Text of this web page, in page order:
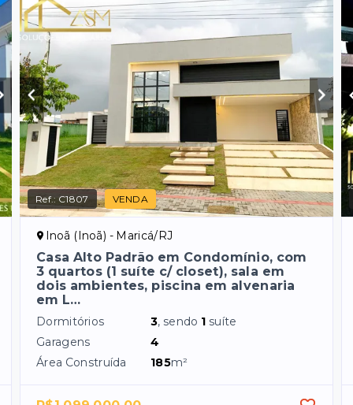
Ref.: C1807 VENDA
Inoã (Inoã) - Maricá/RJ
Casa Alto Padrão em Condomínio, com
3 quartos (1 suíte c/ closet), sala em
dois ambientes, piscina em alvenaria
em L…
Dormitórios 3, sendo 1 suíte
Garagens
4
Área Construída
185m²